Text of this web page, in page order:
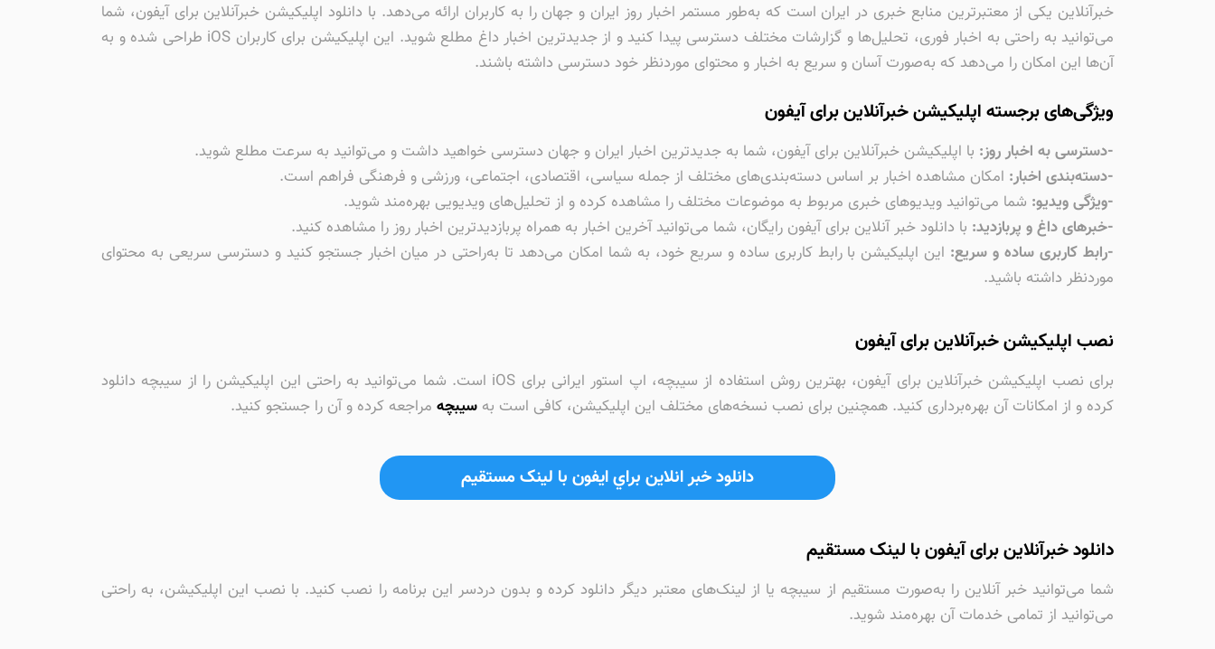
خبرآنلاین یکی از معتبرترین منابع خبری در ایران است که به‌طور مستمر اخبار روز ایران و جهان را به کاربران ارائه می‌دهد. با دانلود اپلیکیشن خبرآنلاین برای آیفون، شما
می‌توانید به راحتی به اخبار فوری، تحلیل‌ها و گزارشات مختلف دسترسی پیدا کنید و از جدیدترین اخبار داغ مطلع شوید. این اپلیکیشن برای کاربران iOS طراحی شده و به
آن‌ها این امکان را می‌دهد که به‌صورت آسان و سریع به اخبار و محتوای موردنظر خود دسترسی داشته باشند.
ویژگی‌های برجسته اپلیکیشن خبرآنلاین برای آیفون
-دسترسی به اخبار روز: با اپلیکیشن خبرآنلاین برای آیفون، شما به جدیدترین اخبار ایران و جهان دسترسی خواهید داشت و می‌توانید به سرعت مطلع شوید.
-دسته‌بندی اخبار: امکان مشاهده اخبار بر اساس دسته‌بندی‌های مختلف از جمله سیاسی، اقتصادی، اجتماعی، ورزشی و فرهنگی فراهم است.
-ویژگی ویدیو: شما می‌توانید ویدیوهای خبری مربوط به موضوعات مختلف را مشاهده کرده و از تحلیل‌های ویدیویی بهره‌مند شوید.
-خبرهای داغ و پربازدید: با دانلود خبر آنلاین برای آیفون رایگان، شما می‌توانید آخرین اخبار به همراه پربازدیدترین اخبار روز را مشاهده کنید.
-رابط کاربری ساده و سریع: این اپلیکیشن با رابط کاربری ساده و سریع خود، به شما امکان می‌دهد تا به‌راحتی در میان اخبار جستجو کنید و دسترسی سریعی به محتوای
موردنظر داشته باشید.
نصب اپلیکیشن خبرآنلاین برای آیفون
برای نصب اپلیکیشن خبرآنلاین برای آیفون، بهترین روش استفاده از سیبچه، اپ استور ایرانی برای iOS است. شما می‌توانید به راحتی این اپلیکیشن را از سیبچه دانلود
کرده و از امکانات آن بهره‌برداری کنید. همچنین برای نصب نسخه‌های مختلف این اپلیکیشن، کافی است به سیبچه مراجعه کرده و آن را جستجو کنید.
دانلود خبر انلاین براي ايفون با لینک مستقیم
دانلود خبرآنلاین برای آیفون با لینک مستقیم
شما می‌توانید خبر آنلاین را به‌صورت مستقیم از سیبچه یا از لینک‌های معتبر دیگر دانلود کرده و بدون دردسر این برنامه را نصب کنید. با نصب این اپلیکیشن، به راحتی
می‌توانید از تمامی خدمات آن بهره‌مند شوید.